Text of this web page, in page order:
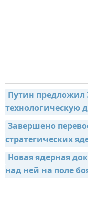
Путин предложил
технологическую
Завершено
стратегических
Новая ядерная
над ней на поле